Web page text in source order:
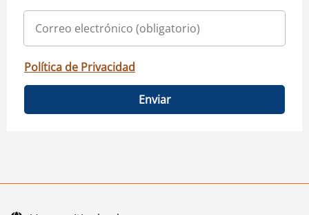
Política de Privacidad
Enviar